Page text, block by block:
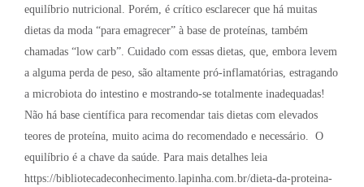
equilíbrio nutricional. Porém, é crítico esclarecer que há muitas
dietas da moda “para emagrecer” à base de proteínas, também
chamadas “low carb”. Cuidado com essas dietas, que, embora levem
a alguma perda de peso, são altamente pró-inflamatórias, estragando
a microbiota do intestino e mostrando-se totalmente inadequadas!
Não há base científica para recomendar tais dietas com elevados
teores de proteína, muito acima do recomendado e necessário. O
equilíbrio é a chave da saúde. Para mais detalhes leia
https://bibliotecadeconhecimento.lapinha.com.br/dieta-da-proteina-